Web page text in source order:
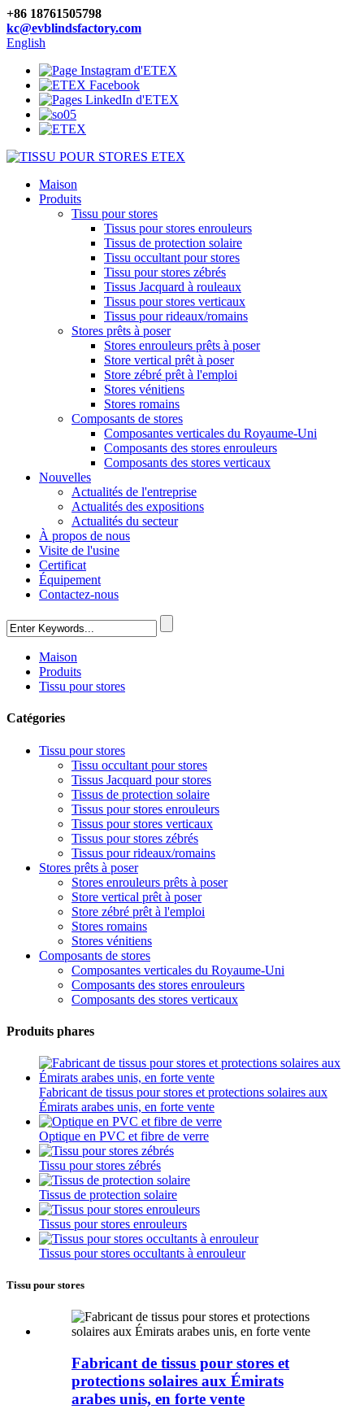
+86 18761505798
kc@evblindsfactory.com
English
Maison
Produits
Tissu pour stores
Tissus pour stores enrouleurs
Tissus de protection solaire
Tissu occultant pour stores
Tissu pour stores zébrés
Tissus Jacquard à rouleaux
Tissus pour stores verticaux
Tissus pour rideaux/romains
Stores prêts à poser
Stores enrouleurs prêts à poser
Store vertical prêt à poser
Store zébré prêt à l'emploi
Stores vénitiens
Stores romains
Composants de stores
Composantes verticales du Royaume-Uni
Composants des stores enrouleurs
Composants des stores verticaux
Nouvelles
Actualités de l'entreprise
Actualités des expositions
Actualités du secteur
À propos de nous
Visite de l'usine
Certificat
Équipement
Contactez-nous
Maison
Produits
Tissu pour stores
Catégories
Tissu pour stores
Tissu occultant pour stores
Tissus Jacquard pour stores
Tissus de protection solaire
Tissus pour stores enrouleurs
Tissus pour stores verticaux
Tissus pour stores zébrés
Tissus pour rideaux/romains
Stores prêts à poser
Stores enrouleurs prêts à poser
Store vertical prêt à poser
Store zébré prêt à l'emploi
Stores romains
Stores vénitiens
Composants de stores
Composantes verticales du Royaume-Uni
Composants des stores enrouleurs
Composants des stores verticaux
Produits phares
Fabricant de tissus pour stores et protections solaires aux
Émirats arabes unis, en forte vente
Optique en PVC et fibre de verre
Tissu pour stores zébrés
Tissus de protection solaire
Tissus pour stores enrouleurs
Tissus pour stores occultants à enrouleur
Tissu pour stores
Fabricant de tissus pour stores et
protections solaires aux Émirats
arabes unis, en forte vente